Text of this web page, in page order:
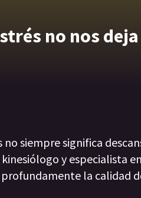
no nos
no siempre significa
y especialista
la calidad